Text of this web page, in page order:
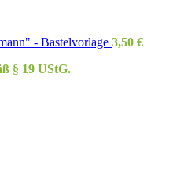
- Bastelvorlage 3,50 €
§ 19 UStG.